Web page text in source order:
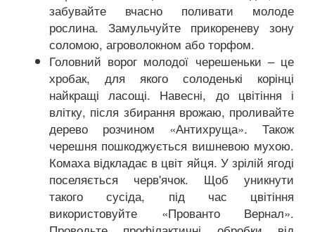
забувайте вчасно поливати молоде
рослина. Замульчуйте прикореневу зону
соломою, агроволокном або торфом.
Головний ворог молодої черешеньки – це
хробак, для якого солоденькі корінці
найкращі ласощі. Навесні, до цвітіння і
влітку, після збирання врожаю, проливайте
дерево розчином «Антихруща». Також
черешня пошкоджується вишневою мухою.
Комаха відкладає в цвіт яйця. У зрілій ягоді
поселяється черв'ячок. Щоб уникнути
такого сусіда, під час цвітіння
використовуйте «Прованто Вернал».